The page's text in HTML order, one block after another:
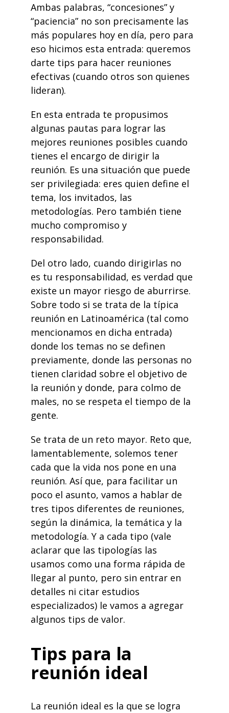
Ambas palabras, “concesiones” y
“paciencia” no son precisamente las
más populares hoy en día, pero para
eso hicimos esta entrada: queremos
darte tips para hacer reuniones
efectivas (cuando otros son quienes
lideran).
En esta entrada te propusimos
algunas pautas para lograr las
mejores reuniones posibles cuando
tienes el encargo de dirigir la
reunión. Es una situación que puede
ser privilegiada: eres quien define el
tema, los invitados, las
metodologías. Pero también tiene
mucho compromiso y
responsabilidad.
Del otro lado, cuando dirigirlas no
es tu responsabilidad, es verdad que
existe un mayor riesgo de aburrirse.
Sobre todo si se trata de la típica
reunión en Latinoamérica (tal como
mencionamos en dicha entrada)
donde los temas no se definen
previamente, donde las personas no
tienen claridad sobre el objetivo de
la reunión y donde, para colmo de
males, no se respeta el tiempo de la
gente.
Se trata de un reto mayor. Reto que,
lamentablemente, solemos tener
cada que la vida nos pone en una
reunión. Así que, para facilitar un
poco el asunto, vamos a hablar de
tres tipos diferentes de reuniones,
según la dinámica, la temática y la
metodología. Y a cada tipo (vale
aclarar que las tipologías las
usamos como una forma rápida de
llegar al punto, pero sin entrar en
detalles ni citar estudios
especializados) le vamos a agregar
algunos tips de valor.
Tips para la
reunión ideal
La reunión ideal es la que se logra